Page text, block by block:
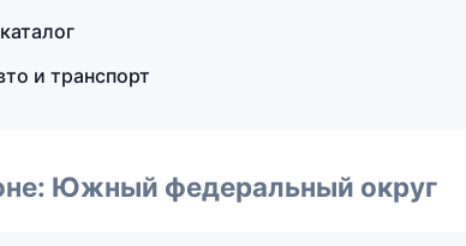
и транспорт
Южный федеральный округ